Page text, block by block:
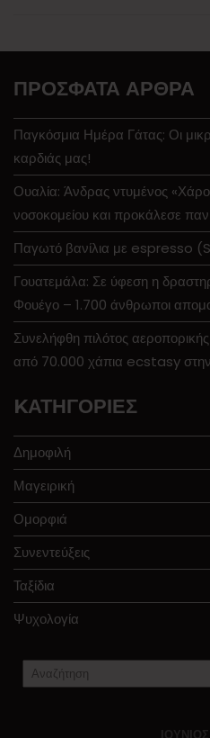
ΠΡΌΣΦΑΤΑ ΆΡΘΡΑ
Παγκόσμια Ημέρα Γάτας: Οι
καρδιάς μας!
Ουαλία: Άνδρας ντυμένος
νοσοκομείου και προκάλεσε
Παγωτό βανίλια με espresso
Γουατεμάλα: Σε ύφεση η
Φουέγο – 1.700 άνθρωποι
Συνελήφθη πιλότος
από 70.000 χάπια ecstasy στην
KΑΤΗΓΟΡΊΕΣ
Δημοφιλή
Μαγειρική
Ομορφιά
Συνεντεύξεις
Ταξίδια
Ψυχολογία